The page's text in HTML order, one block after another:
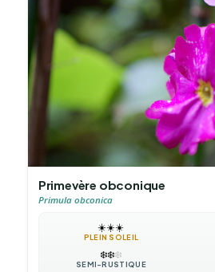
Primevère obconique
Primula obconica
☀️☀️☀️
PLEIN SOLEIL
❄️❄️❄️
SEMI-RUSTIQUE